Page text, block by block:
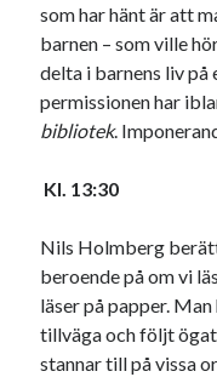
som har hänt är att
barnen – som ville
delta i barnens liv
permissionen har
bibliotek.
Kl. 13:30
Nils Holmberg
beroende på om vi
läser på papper.
tillväga och följt
stannar till på vissa